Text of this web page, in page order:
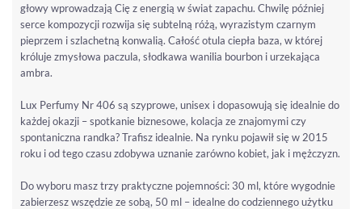
głowy wprowadzają Cię z energią w świat zapachu. Chwilę później
serce kompozycji rozwija się subtelną różą, wyrazistym czarnym
pieprzem i szlachetną konwalią. Całość otula ciepła baza, w której
króluje zmysłowa paczula, słodkawa wanilia bourbon i urzekająca
ambra.
Lux Perfumy Nr 406 są szyprowe, unisex i dopasowują się idealnie do
każdej okazji – spotkanie biznesowe, kolacja ze znajomymi czy
spontaniczna randka? Trafisz idealnie. Na rynku pojawił się w 2015
roku i od tego czasu zdobywa uznanie zarówno kobiet, jak i mężczyzn.
Do wyboru masz trzy praktyczne pojemności: 30 ml, które wygodnie
zabierzesz wszędzie ze sobą, 50 ml – idealne do codziennego użytku